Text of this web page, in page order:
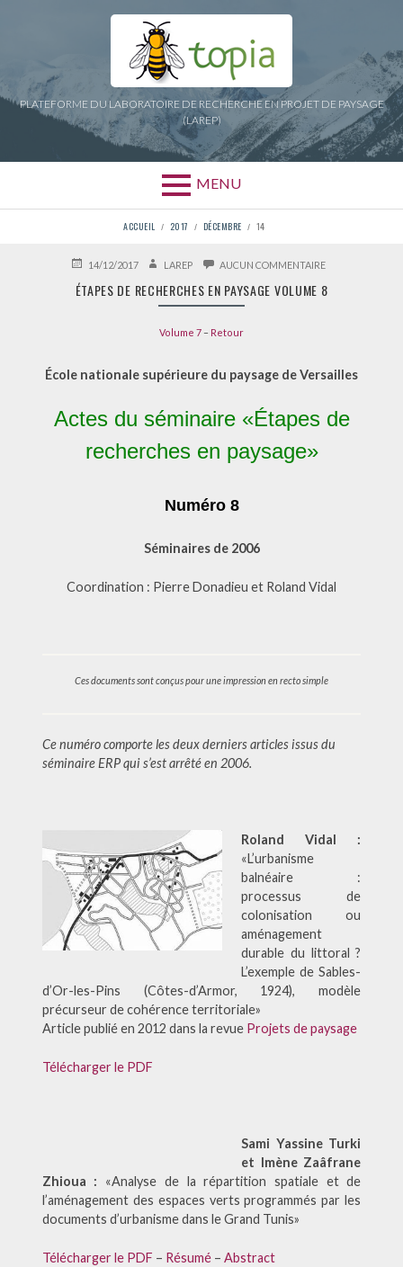
PLATEFORME DU LABORATOIRE DE RECHERCHE EN PROJET DE PAYSAGE
(LAREP)
MENU
D'ARIANE
ACCUEIL 2017 DÉCEMBRE 14
PUBLIÉ14/12/2017 AUTEUR
LAREP AUCUN COMMENTAIRESUR
DE
ÉTAPES DE RECHERCHES EN PAYSAGE VOLUME 8
Volume 7 – Retour
École nationale supérieure du paysage de Versailles
Actes du séminaire «Étapes de
recherches en paysage»
Numéro 8
Séminaires de 2006
Coordination : Pierre Donadieu et Roland Vidal
Ces documents sont conçus pour une impression en recto simple
Ce numéro comporte les deux derniers articles issus du
séminaire ERP qui s’est arrêté en 2006.
Roland Vidal :
«L’urbanisme
balnéaire :
processus de
colonisation ou
aménagement
durable du littoral ?
L’exemple de Sables-
d’Or-les-Pins (Côtes-d’Armor, 1924), modèle
précurseur de cohérence territoriale»
Article publié en 2012 dans la revue Projets de paysage
Télécharger le PDF
Sami Yassine Turki
et Imène Zaâfrane
Zhioua : «Analyse de la répartition spatiale et de
l’aménagement des espaces verts programmés par les
documents d’urbanisme dans le Grand Tunis»
Télécharger le PDF – Résumé– Abstract